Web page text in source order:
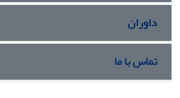
داوران
تماس با ما